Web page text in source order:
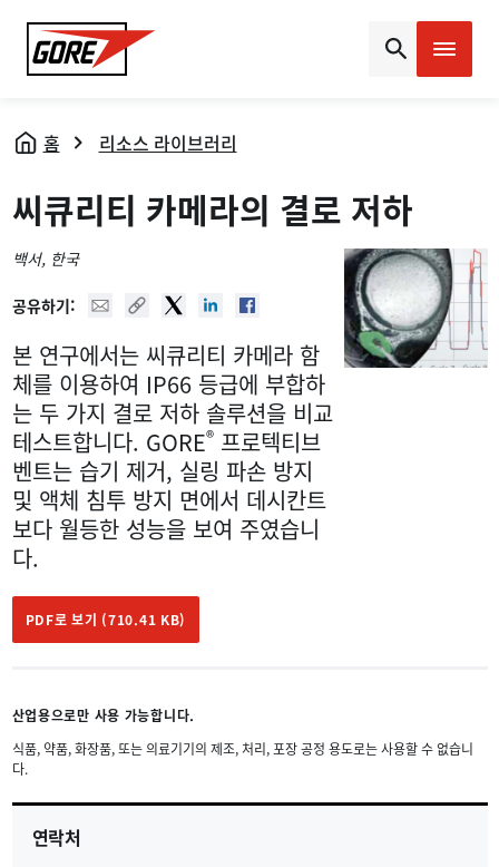
Gore
홈 리소스 라이브러리
씨큐리티 카메라의 결로 저하
백서, 한국
공유하기: Mail Copy URLTwitterLinked In
본 연구에서는 씨큐리티 카메라 함
체를 이용하여 IP66 등급에 부합하
는 두 가지 결로 저하 솔루션을 비교
테스트합니다. GORE®프로텍티브
벤트는 습기 제거, 실링 파손 방지
및 액체 침투 방지 면에서 데시칸트
보다 월등한 성능을 보여 주였습니
다.
PDF로 보기 (710.41 KB)
산업용으로만 사용 가능합니다.
식품, 약품, 화장품, 또는 의료기기의 제조, 처리, 포장 공정 용도로는 사용할 수 없습니
다.
연락처